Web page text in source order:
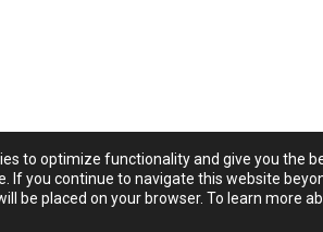
to optimize functionality and give you the
If you continue to navigate this website
be placed on your browser. To learn more